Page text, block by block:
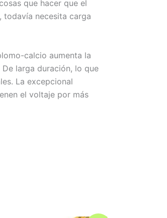
que hacer que el
todavía necesita carga
calcio aumenta la
larga duración, lo que
La excepcional
el voltaje por más